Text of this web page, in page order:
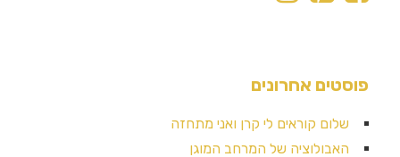
פוסטים אחרונים
שלום קוראים לי קרן ואני מתחזה
האבולוציה של המרחב המוגן